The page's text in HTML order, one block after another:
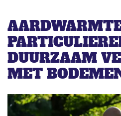
DUURZAAM
MET